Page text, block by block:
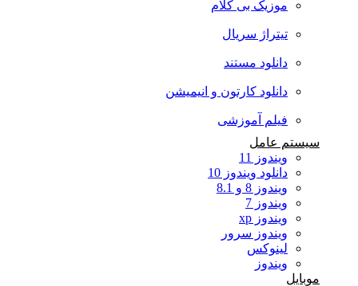
موزیک بی کلام
تیتراژ سریال
دانلود مستند
دانلود کارتون و انیمیشن
فیلم آموزشی
سیستم عامل
ویندوز 11
دانلود ویندوز 10
ویندوز 8 و 8.1
ویندوز 7
ویندوز xp
ویندوز سرور
لینوکس
ویندوز
موبایل